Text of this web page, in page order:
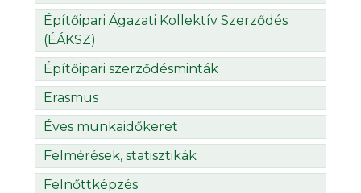
Építőipari Ágazati Kollektív Szerződés
(ÉÁKSZ)
Építőipari szerződésminták
Erasmus
Éves munkaidőkeret
Felmérések, statisztikák
Felnőttképzés